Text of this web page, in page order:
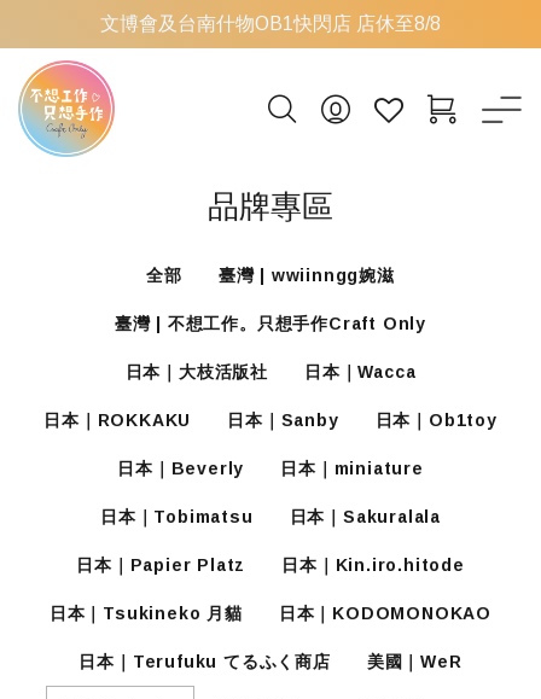
文博會及台南什物OB1快閃店 店休至8/8
品牌專區
全部 臺灣 | wwiinngg婉滋
臺灣 | 不想工作。只想手作Craft Only
日本｜大枝活版社 日本｜Wacca
日本｜ROKKAKU 日本｜Sanby 日本｜Ob1toy
日本｜Beverly 日本｜miniature
日本｜Tobimatsu 日本｜Sakuralala
日本｜Papier Platz 日本｜Kin.iro.hitode
日本｜Tsukineko 月貓 日本｜KODOMONOKAO
日本｜Terufuku てるふく商店 美國｜WeR